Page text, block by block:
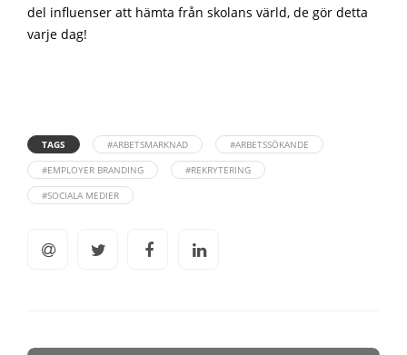
del influenser att hämta från skolans värld, de gör detta
varje dag!
TAGS #ARBETSMARKNAD
#ARBETSSÖKANDE
#EMPLOYER BRANDING
#REKRYTERING
#SOCIALA MEDIER